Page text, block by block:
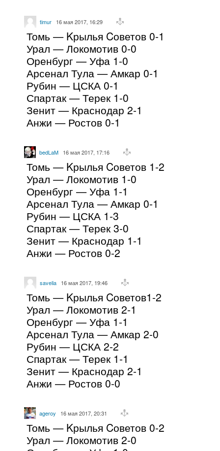
timur 16 мая 2017, 16:29
Томь — Kрылья Cоветов 0-1
Урал — Локомотив 0-0
Оренбург — Уфа 1-0
Арсенал Тула — Амкар 0-1
Рубин — ЦСКА 0-1
Спартак — Терек 1-0
Зенит — Краснодар 2-1
Анжи — Ростов 0-1
bedLaM 16 мая 2017, 17:16
Томь — Kрылья Cоветов 1-2
Урал — Локомотив 1-0
Оренбург — Уфа 1-1
Арсенал Тула — Амкар 0-1
Рубин — ЦСКА 1-3
Спартак — Терек 3-0
Зенит — Краснодар 1-1
Анжи — Ростов 0-2
savelia 16 мая 2017, 19:46
Томь — Kрылья Cоветов1-2
Урал — Локомотив 2-1
Оренбург — Уфа 1-1
Арсенал Тула — Амкар 2-0
Рубин — ЦСКА 2-2
Спартак — Терек 1-1
Зенит — Краснодар 2-1
Анжи — Ростов 0-0
ageroy 16 мая 2017, 20:31
Томь — Kрылья Cоветов 0-2
Урал — Локомотив 2-0